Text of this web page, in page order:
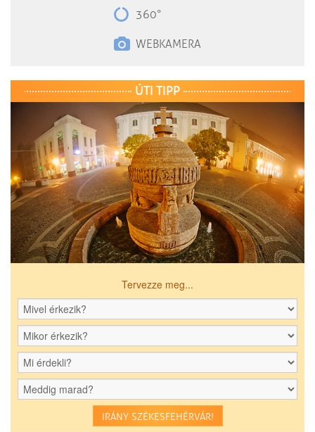
360°
WEBKAMERA
ÚTI TIPP
Tervezze meg...
IRÁNY SZÉKESFEHÉRVÁR!